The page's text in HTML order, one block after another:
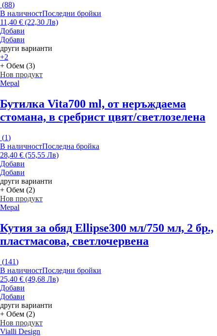
(88)
В наличностПоследни бройки
11,40 € (22,30 Лв)
Добави
Добави
други варианти
+2
+ Обем (3)
Нов продукт
Mepal
Бутилка Vita700 ml, от неръждаема
стомана, в сребрист цвят/светлозелена
(1)
В наличностПоследна бройка
28,40 € (55,55 Лв)
Добави
Добави
други варианти
+ Обем (2)
Нов продукт
Mepal
Кутия за обяд Ellipse300 мл/750 мл, 2 бр.,
пластмасова, светлочервена
(141)
В наличностПоследни бройки
25,40 € (49,68 Лв)
Добави
Добави
други варианти
+ Обем (2)
Нов продукт
Vialli Design